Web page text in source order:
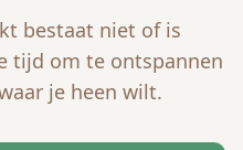
bestaat niet of is
tijd om te ontspannen
je heen wilt.